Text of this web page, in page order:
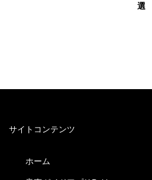
選
サイトコンテンツ
ホーム